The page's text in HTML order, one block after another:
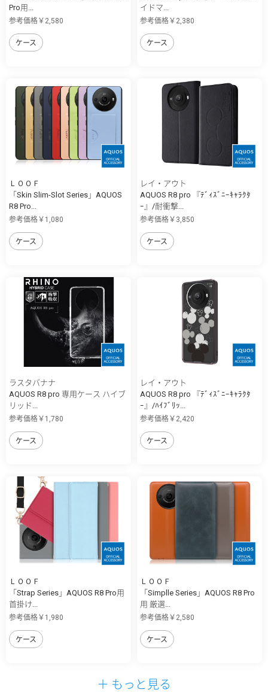
Pro用...
参考価格￥2,580
ケース
イドマ...
参考価格￥2,380
ケース
ＬＯＯＦ
「Skin Slim-Slot Series」AQUOS
R8 Pro...
参考価格￥1,080
ケース
レイ・アウト
AQUOS R8 pro 『ﾃﾞｨｽﾞﾆｰｷｬﾗｸﾀ
ｰ』/耐衝撃...
参考価格￥3,850
ケース
ラスタバナナ
AQUOS R8 pro 専用ケース ハイブ
リッド...
参考価格￥1,780
ケース
レイ・アウト
AQUOS R8 pro 『ﾃﾞｨｽﾞﾆｰｷｬﾗｸﾀ
ｰ』/ﾊｲﾌﾞﾘｯ...
参考価格￥2,420
ケース
ＬＯＯＦ
「Strap Series」AQUOS R8 Pro用
首掛け...
参考価格￥1,980
ケース
ＬＯＯＦ
「Simplle Series」AQUOS R8 Pro
用 厳選...
参考価格￥2,580
ケース
＋ もっと見る